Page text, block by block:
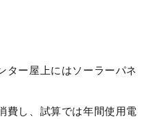
ター屋上にはソーラーパネ
費し、試算では年間使用電